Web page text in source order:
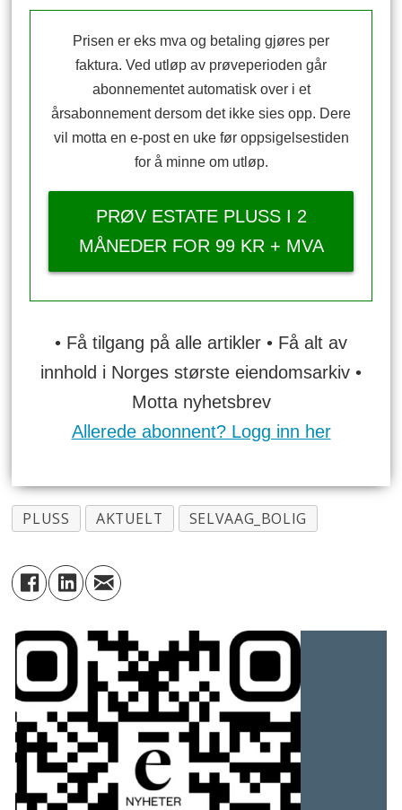
Prisen er eks mva og betaling gjøres per
faktura. Ved utløp av prøveperioden går
abonnementet automatisk over i et
årsabonnement dersom det ikke sies opp. Dere
vil motta en e-post en uke før oppsigelsestiden
for å minne om utløp.
PRØV ESTATE PLUSS I 2
MÅNEDER FOR 99 KR + MVA
• Få tilgang på alle artikler • Få alt av
innhold i Norges største eiendomsarkiv •
Motta nyhetsbrev
Allerede abonnent? Logg inn her
PLUSS AKTUELT SELVAAG_BOLIG